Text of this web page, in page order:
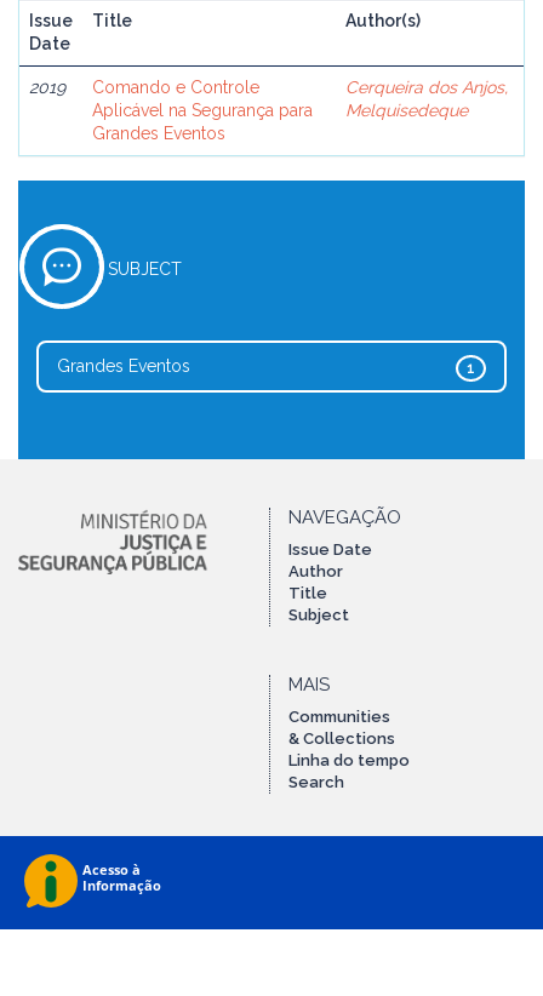
Issue
Date
Title Author(s)
2019
Comando e Controle
Aplicável na Segurança para
Grandes Eventos
Cerqueira dos Anjos,
Melquisedeque
SUBJECT
1
Grandes Eventos
NAVEGAÇÃO
Issue Date
Author
Title
Subject
MAIS
Communities
& Collections
Linha do tempo
Search